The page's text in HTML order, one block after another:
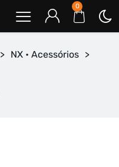
0
> NX • Acessórios >